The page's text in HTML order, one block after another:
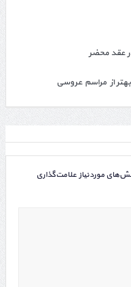
عقد محضر
از مراسم عروسی
موردنیاز علامت‌گذاری